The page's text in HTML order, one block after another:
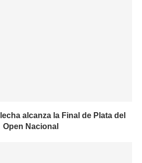
alcanza la Final de Plata del
Open Nacional